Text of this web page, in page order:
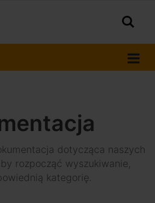
dotycząca naszych
rozpocząć wyszukiwanie,
kategorię.